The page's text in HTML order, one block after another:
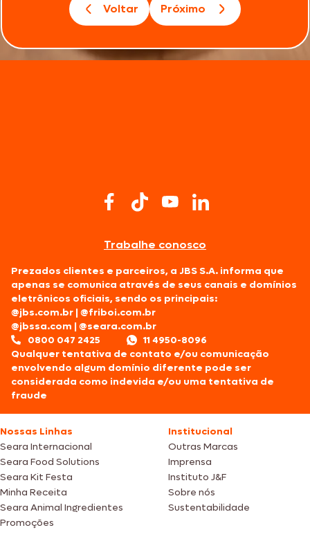
Voltar Próximo
Trabalhe conosco
Prezados clientes e parceiros, a JBS S.A. informa que
apenas se comunica através de seus canais e domínios
eletrônicos oficiais, sendo os principais:
@jbs.com.br |@friboi.com.br
@jbssa.com |@seara.com.br
0800 047 2425
11 4950-8096
Qualquer tentativa de contato e/ou comunicação
envolvendo algum domínio diferente pode ser
considerada como indevida e/ou uma tentativa de
fraude
Nossas Linhas
Seara Internacional
Seara Food Solutions
Seara Kit Festa
Minha Receita
Seara Animal Ingredientes
Promoções
Institucional
Outras Marcas
Imprensa
Instituto J&F
Sobre nós
Sustentabilidade